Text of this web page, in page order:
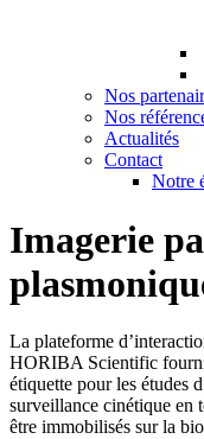
Nos
Nos
Actualités
Contact
Notre
Imagerie
La plateforme
HORIBA Scientific
étiquette pour les études
surveillance cinétique en
être immobilisés sur la